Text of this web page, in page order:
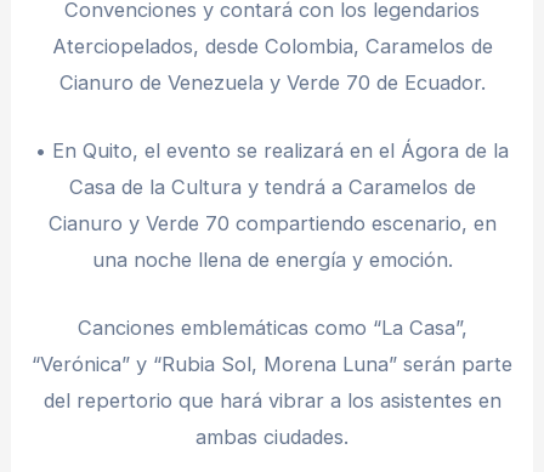
Convenciones y contará con los legendarios
Aterciopelados, desde Colombia, Caramelos de
Cianuro de Venezuela y Verde 70 de Ecuador.
• En Quito, el evento se realizará en el Ágora de la
Casa de la Cultura y tendrá a Caramelos de
Cianuro y Verde 70 compartiendo escenario, en
una noche llena de energía y emoción.
Canciones emblemáticas como “La Casa”,
“Verónica” y “Rubia Sol, Morena Luna” serán parte
del repertorio que hará vibrar a los asistentes en
ambas ciudades.